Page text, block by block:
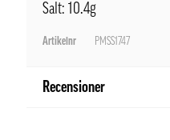
Salt: 10.4g
Artikelnr PMSS1747
Recensioner